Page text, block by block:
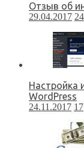
Отзыв об
29.04.2017 24
Настройка
WordPress
24.11.2017 17